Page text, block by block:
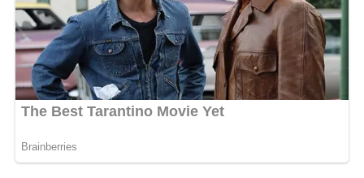
berkelanjutan di Kabupaten Kapuas maupun Kalimantan
Tengah,” ujarnya. (Ujg/SB)
Views: 31
Bagikan ke